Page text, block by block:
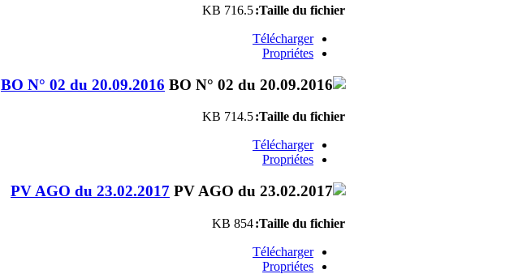
Taille du fichier:
716.5 KB
Télécharger
Propriétes
BO N° 02 du 20.09.2016
Taille du fichier:
714.5 KB
Télécharger
Propriétes
PV AGO du 23.02.2017
Taille du fichier:
854 KB
Télécharger
Propriétes